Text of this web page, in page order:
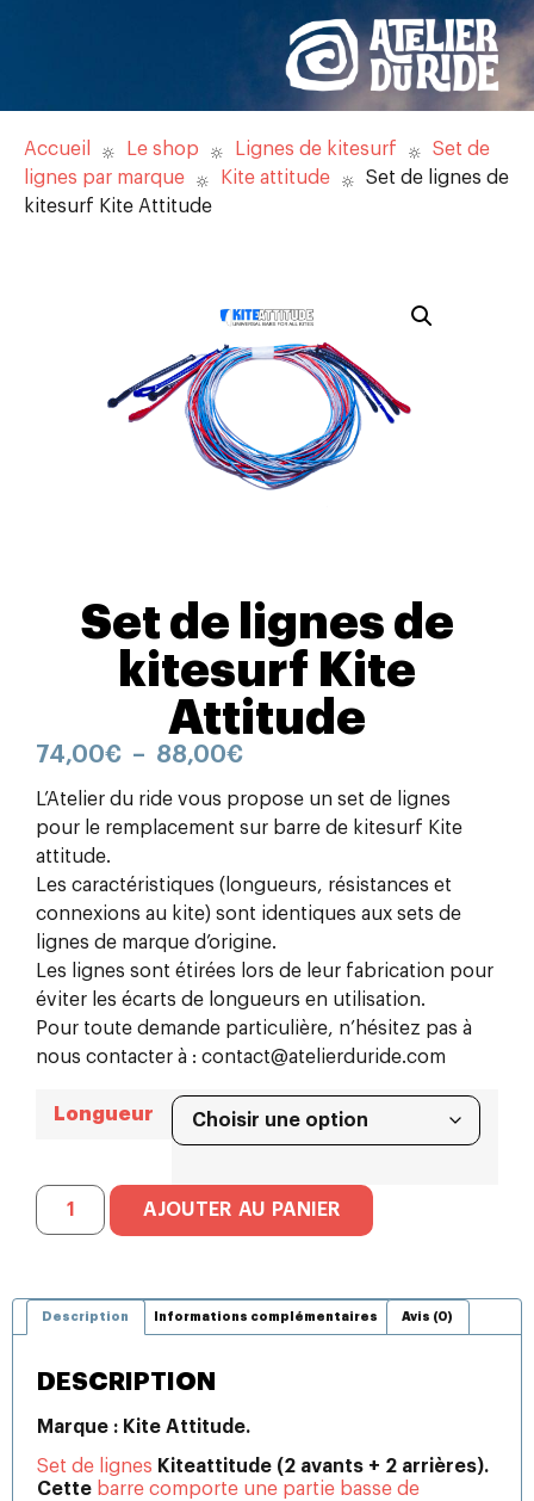
Accueil Le shop Lignes de kitesurf
Set de
lignes par marque
Kite attitude
Set de lignes de
kitesurf Kite Attitude
Set de lignes de
kitesurf Kite
Attitude
74,00€ – 88,00€
L’Atelier du ride vous propose un set de lignes
pour le remplacement sur barre de kitesurf Kite
attitude.
Les caractéristiques (longueurs, résistances et
connexions au kite) sont identiques aux sets de
lignes de marque d’origine.
Les lignes sont étirées lors de leur fabrication pour
éviter les écarts de longueurs en utilisation.
Pour toute demande particulière, n’hésitez pas à
nous contacter à : contact@atelierduride.com
Longueur
AJOUTER AU PANIER
Description Informations complémentaires Avis (0)
DESCRIPTION
Marque : Kite Attitude.
Set de lignes Kiteattitude (2 avants + 2 arrières).
Cette barre comporte une partie basse de